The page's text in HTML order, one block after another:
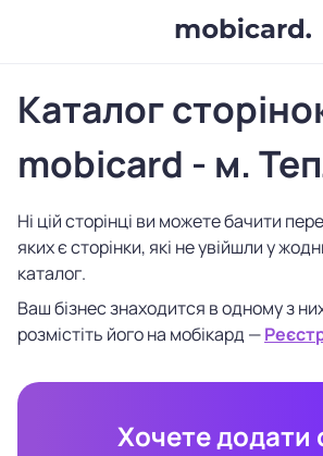
Каталог
mobicard - м.
Ні цій сторінці ви можете бачити
яких є сторінки, які не увійшли у
каталог.
Ваш бізнес знаходится в одному з
розмістіть його на мобікард —
Хочете додати